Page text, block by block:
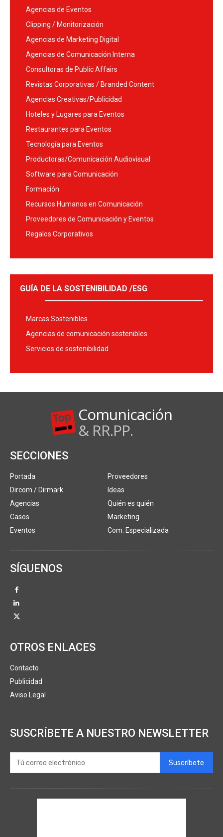
Agencias de Eventos
Clipping / Monitorización
Agencias de Marketing Digital
Agencias de Comunicación Interna
Consultoras de Public Affairs
Revistas Corporativas / Branded Content
Agencias Creativas/Publicidad
Hoteles y Lugares para Eventos
Restaurantes para Eventos
Tecnología para Eventos
Productoras/Comunicación Audiovisual
Software para Comunicación
Formación
Recursos Humanos en Comunicación
Proveedores de Comunicación y Eventos
Regalos Corporativos
GUÍA DE LA SOSTENIBILIDAD /ESG
Marcas Sostenibles
Agencias de comunicación sostenibles
Servicios de sostenibilidad
Comunicación
& RR.PP.
SECCIONES
Portada
Dircom / Dirmark
Agencias
Casos
Eventos
Proveedores
Ideas
Quién es quién
Marketing
Com. Especializada
SÍGUENOS
OTROS ENLACES
Contacto
Publicidad
Aviso Legal
SUSCRÍBETE A NUESTRO NEWSLETTER
Suscríbete